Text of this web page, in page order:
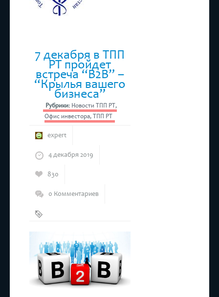
7 декабря в ТПП
РТ пройдет
встреча “B2В” –
“Крылья вашего
бизнеса”
Рубрики: Новости ТПП РТ,
Офис инвестора,ТПП РТ
expert
4 декабря 2019
830
0 Комментариев